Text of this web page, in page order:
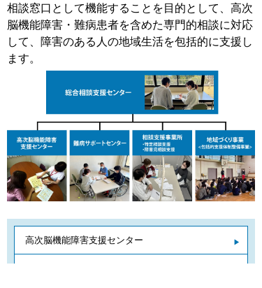
相談窓口として機能することを目的として、高次
脳機能障害・難病患者を含めた専門的相談に対応
して、障害のある人の地域生活を包括的に支援し
ます。
高次脳機能障害支援センター